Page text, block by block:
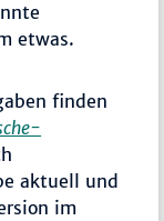
etwas.
finden
aktuell und
im